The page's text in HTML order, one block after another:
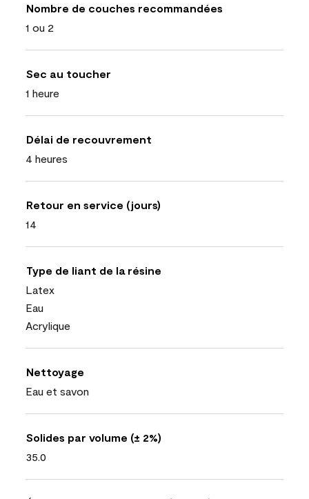
Nombre de couches recommandées
1 ou 2
Sec au toucher
1 heure
Délai de recouvrement
4 heures
Retour en service (jours)
14
Type de liant de la résine
Latex
Eau
Acrylique
Nettoyage
Eau et savon
Solides par volume (± 2%)
35.0